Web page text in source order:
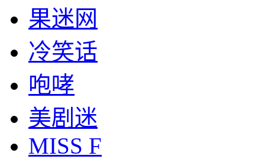
果迷网
冷笑话
咆哮
美剧迷
MISS F